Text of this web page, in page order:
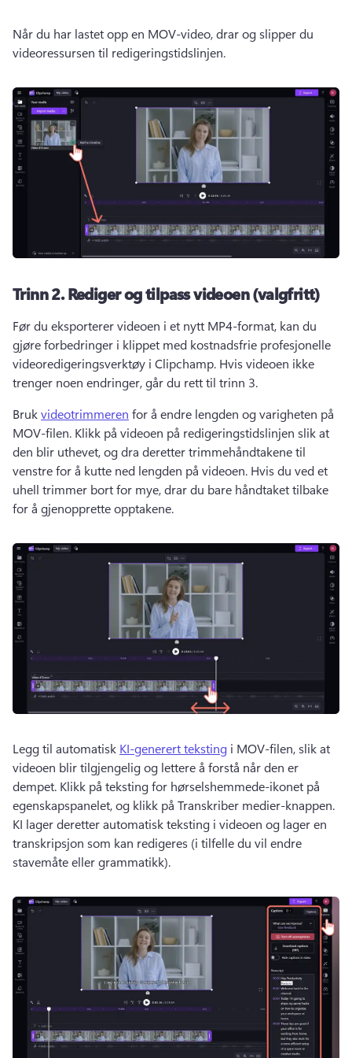
Når du har lastet opp en MOV-video, drar og slipper du
videoressursen til redigeringstidslinjen.
Trinn 2.Rediger og tilpass videoen (valgfritt)
Før du eksporterer videoen i et nytt MP4-format, kan du
gjøre forbedringer i klippet med kostnadsfrie profesjonelle
videoredigeringsverktøy i Clipchamp. Hvis videoen ikke
trenger noen endringer, går du rett til trinn 3.
Bruk videotrimmeren for å endre lengden og varigheten på
MOV-filen. Klikk på videoen på redigeringstidslinjen slik at
den blir uthevet, og dra deretter trimmehåndtakene til
venstre for å kutte ned lengden på videoen. Hvis du ved et
uhell trimmer bort for mye, drar du bare håndtaket tilbake
for å gjenopprette opptakene.
Legg til automatisk KI-generert teksting i MOV-filen, slik at
videoen blir tilgjengelig og lettere å forstå når den er
dempet. Klikk på teksting for hørselshemmede-ikonet på
KI lager deretter automatisk teksting i videoen og lager en
transkripsjon som kan redigeres (i tilfelle du vil endre
stavemåte eller grammatikk).